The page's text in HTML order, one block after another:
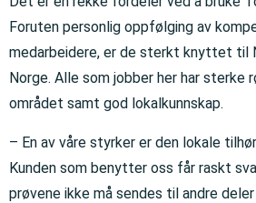
Foruten personlig oppfølging av
medarbeidere, er de sterkt knyttet til
Norge. Alle som jobber her har sterke
området samt god lokalkunnskap.
– En av våre styrker er den lokale
Kunden som benytter oss får raskt
prøvene ikke må sendes til andre